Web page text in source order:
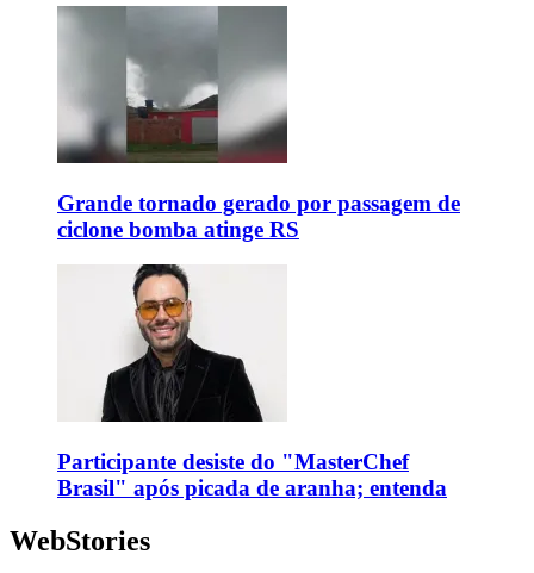
Grande tornado gerado por passagem de
ciclone bomba atinge RS
Participante desiste do "MasterChef
Brasil" após picada de aranha; entenda
WebStories